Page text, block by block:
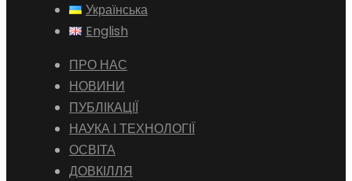
Українська
English
ПРО НАС
НОВИНИ
ПУБЛІКАЦІЇ
НАУКА І ТЕХНОЛОГІЇ
ОСВІТА
ДОВКІЛЛЯ